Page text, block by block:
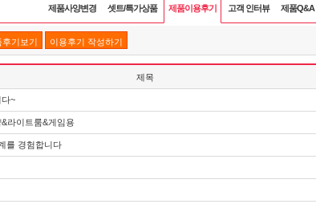
제품사양변경 셋트/특가상품 제품이용후기 고객 인터뷰 제품Q&A
후기보기 이용후기 작성하기
제목
~
라이트룸&게임용
를 경험합니다